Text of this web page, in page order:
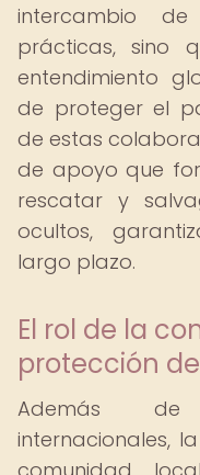
intercambio
prácticas, sino
entendimiento
de proteger el
de estas
de apoyo que
rescatar y
ocultos,
largo plazo.
El rol de la
protección
Además de
internacionales,